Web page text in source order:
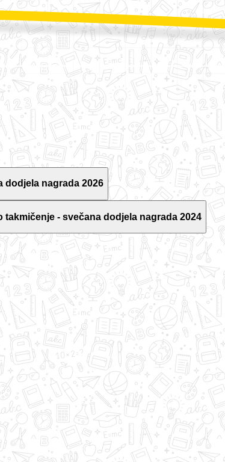
dodjela nagrada 2026
takmičenje - svečana dodjela nagrada 2024